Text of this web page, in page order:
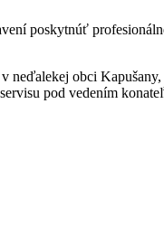
poskytnúť
neďalekej obci
pod vedením